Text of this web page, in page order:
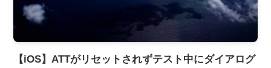
【iOS】ATTがリセットされずテスト中にダイアログ